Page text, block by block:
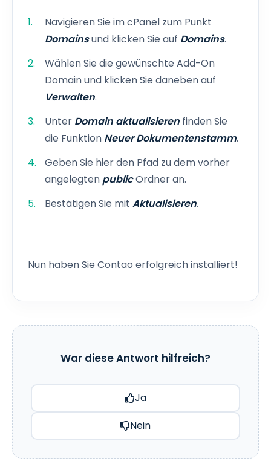
Navigieren Sie im cPanel zum Punkt
Domainsund klicken Sie auf Domains.
Wählen Sie die gewünschte Add-On
Domain und klicken Sie daneben auf
Verwalten.
Unter Domain aktualisieren finden Sie
die Funktion Neuer Dokumentenstamm.
Geben Sie hier den Pfad zu dem vorher
angelegten publicOrdner an.
Bestätigen Sie mit Aktualisieren.
Nun haben Sie Contao erfolgreich installiert!
War diese Antwort hilfreich?
Ja
Nein